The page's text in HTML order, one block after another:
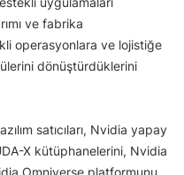
ve fabrika
operasyonlara ve lojistiğe
dönüştürdüklerini
satıcıları, Nvidia yapay
X kütüphanelerini, Nvidia
Omniverse platformunu